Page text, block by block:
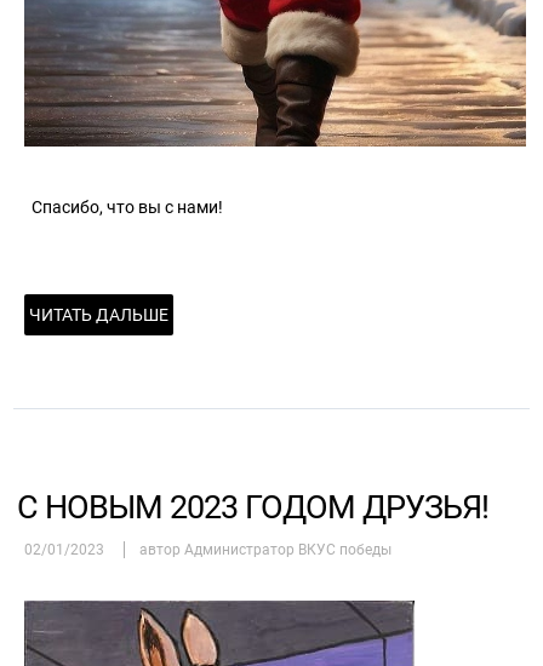
Спасибо, что вы с нами!
ЧИТАТЬ ДАЛЬШЕ
С НОВЫМ 2023 ГОДОМ ДРУЗЬЯ!
02/01/2023 автор Администратор ВКУС победы